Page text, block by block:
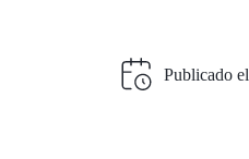
Publicado el